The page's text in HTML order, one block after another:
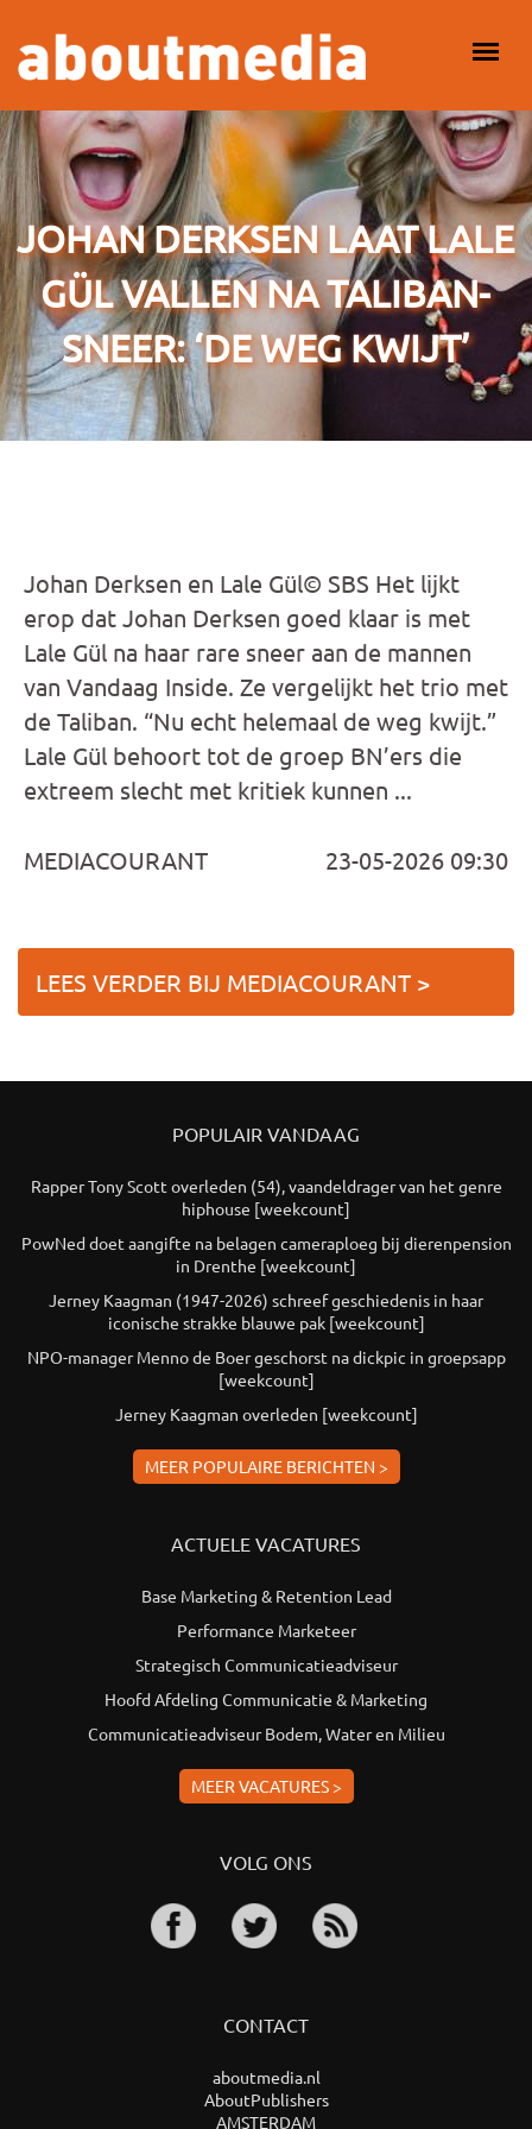
HOOFDMENU
JOHAN DERKSEN LAAT LALE
GÜL VALLEN NA TALIBAN-
SNEER: ‘DE WEG KWIJT’
Johan Derksen en Lale Gül© SBS Het lijkt
erop dat Johan Derksen goed klaar is met
Lale Gül na haar rare sneer aan de mannen
van Vandaag Inside. Ze vergelijkt het trio met
de Taliban. “Nu echt helemaal de weg kwijt.”
Lale Gül behoort tot de groep BN’ers die
extreem slecht met kritiek kunnen ...
MEDIACOURANT 23-05-2026 09:30
LEES VERDER BIJ MEDIACOURANT >
POPULAIR VANDAAG
Rapper Tony Scott overleden (54), vaandeldrager van het genre
hiphouse [weekcount]
PowNed doet aangifte na belagen cameraploeg bij dierenpension
in Drenthe [weekcount]
Jerney Kaagman (1947-2026) schreef geschiedenis in haar
iconische strakke blauwe pak [weekcount]
NPO-manager Menno de Boer geschorst na dickpic in groepsapp
[weekcount]
Jerney Kaagman overleden [weekcount]
MEER POPULAIRE BERICHTEN >
ACTUELE VACATURES
Base Marketing & Retention Lead
Performance Marketeer
Strategisch Communicatieadviseur
Hoofd Afdeling Communicatie & Marketing
Communicatieadviseur Bodem, Water en Milieu
MEER VACATURES >
VOLG ONS
CONTACT
aboutmedia.nl
AboutPublishers
AMSTERDAM